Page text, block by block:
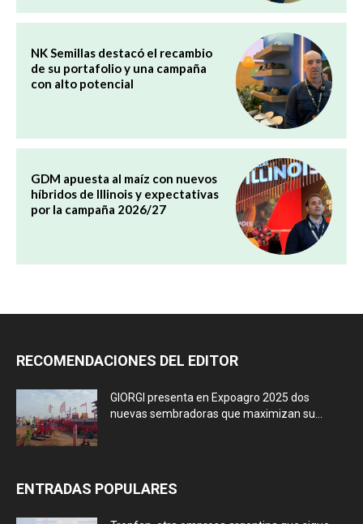
NK Semillas destacó el recambio
de su portafolio y una campaña
con alto potencial
GDM apuesta al maíz con nuevos
híbridos de Illinois y expectativas
por la campaña 2026/27
RECOMENDACIONES DEL EDITOR
GIORGI presenta en Expoagro 2025 dos
nuevas sembradoras que maximizan su...
ENTRADAS POPULARES